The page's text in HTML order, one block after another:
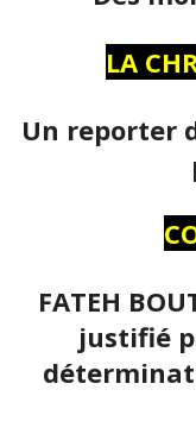
LA
Un reporter
FATEH
justifié